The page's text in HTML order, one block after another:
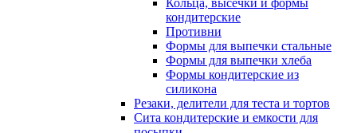
Кольца, высечки и формы
кондитерские
Противни
Формы для выпечки стальные
Формы для выпечки хлеба
Формы кондитерские из
силикона
Резаки, делители для теста и тортов
Сита кондитерские и емкости для